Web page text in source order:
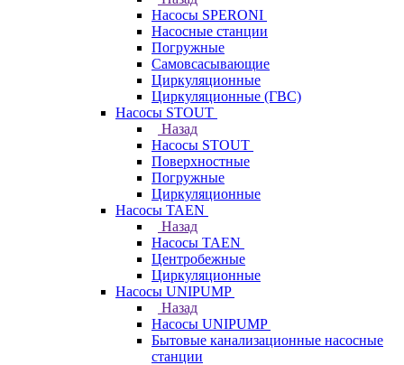
Насосы SPERONI
Насосные станции
Погружные
Самовсасывающие
Циркуляционные
Циркуляционные (ГВС)
Насосы STOUT
Назад
Насосы STOUT
Поверхностные
Погружные
Циркуляционные
Насосы TAEN
Назад
Насосы TAEN
Центробежные
Циркуляционные
Насосы UNIPUMP
Назад
Насосы UNIPUMP
Бытовые канализационные насосные
станции